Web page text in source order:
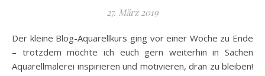
27. März 2019
Der kleine Blog-Aquarellkurs ging vor einer Woche zu Ende
– trotzdem möchte ich euch gern weiterhin in Sachen
Aquarellmalerei inspirieren und motivieren, dran zu bleiben!